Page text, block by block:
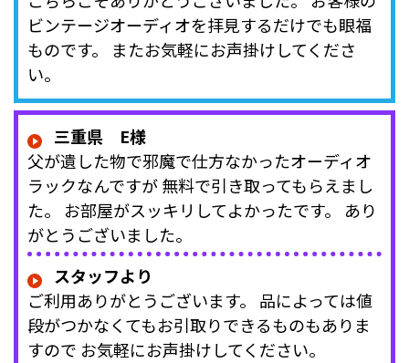
ビンテージオーディオを拝見するだけでも眼福
ものです。 またお気軽にお声掛けしてくださ
い。
三重県 E様
父が遺した物で邪魔で仕方なかったオーディオ
ラックなんですが 無料で引き取ってもらえまし
た。 お部屋がスッキリしてよかったです。 あり
がとうございました。
スタッフより
ご利用ありがとうございます。 品によっては値
段がつかなくてもお引取りできるものもありま
すので お気軽にお声掛けしてください。